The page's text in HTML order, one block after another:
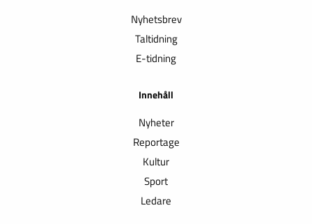
Nyhetsbrev
Taltidning
E-tidning
Innehåll
Nyheter
Reportage
Kultur
Sport
Ledare